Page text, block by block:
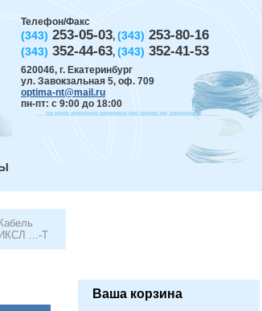
Телефон/Факс
(343) 253-05-03, (343) 253-80-16
(343) 352-44-63, (343) 352-41-53
620046, г. Екатеринбург
ул. Завокзальная 5, оф. 709
optima-nt@mail.ru
пн-пт: с 9:00 до 18:00
Кабель
ИКСЛ ...-Т
Ваша корзина